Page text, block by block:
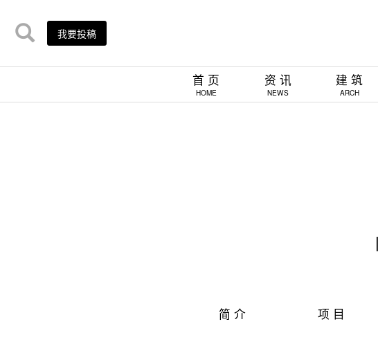
我要投稿
首 页
HOME
资 讯
NEWS
建 筑
ARCH
简 介 项 目